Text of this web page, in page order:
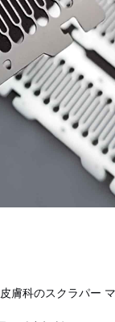
膚科のスクラパー